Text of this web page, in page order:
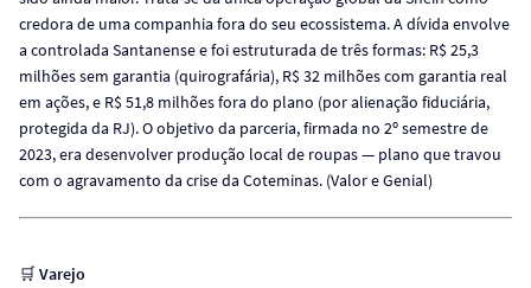
credora de uma companhia fora do seu ecossistema. A dívida envolve
a controlada Santanense e foi estruturada de três formas: R$ 25,3
milhões sem garantia (quirografária), R$ 32 milhões com garantia real
em ações, e R$ 51,8 milhões fora do plano (por alienação fiduciária,
protegida da RJ). O objetivo da parceria, firmada no 2º semestre de
2023, era desenvolver produção local de roupas — plano que travou
com o agravamento da crise da Coteminas. (Valor e Genial)
🛒 Varejo